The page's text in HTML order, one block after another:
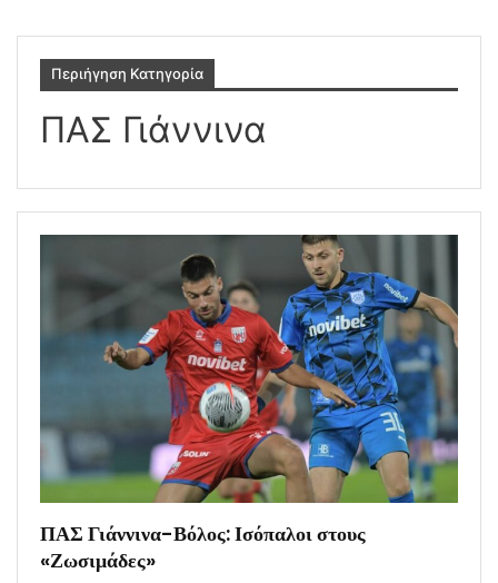
Περιήγηση Κατηγορία
ΠΑΣ Γιάννινα
ΠΑΣ Γιάννινα-Βόλος: Ισόπαλοι στους
«Ζωσιμάδες»